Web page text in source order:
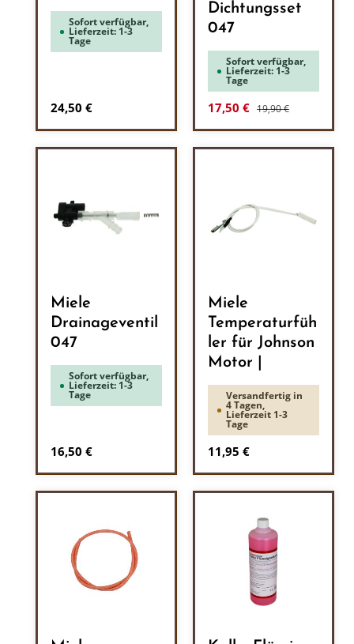
Sofort verfügbar,
Lieferzeit: 1-3
Tage
Regulärer Preis:
24,50 €
Dichtungsset
047
Sofort verfügbar,
Lieferzeit: 1-3
Tage
Verkaufspreis:
17,50 € Regulärer Preis:
19,90 €
Miele
Drainageventil
047
Sofort verfügbar,
Lieferzeit: 1-3
Tage
Regulärer Preis:
16,50 €
Miele
Temperaturfüh
ler für Johnson
Motor |
Versandfertig in
4 Tagen,
Lieferzeit 1-3
Tage
Regulärer Preis:
11,95 €